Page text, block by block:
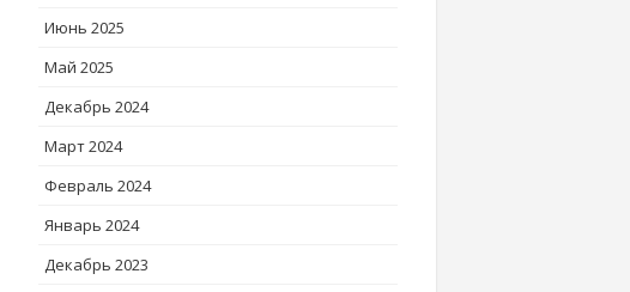
Июнь 2025
Май 2025
Декабрь 2024
Март 2024
Февраль 2024
Январь 2024
Декабрь 2023